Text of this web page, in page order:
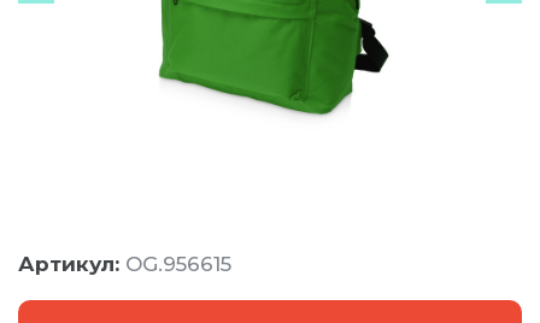
Артикул: OG.956615